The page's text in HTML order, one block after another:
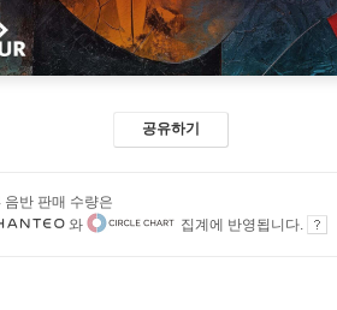
공유하기
음반 판매 수량은
와
집계에 반영됩니다.